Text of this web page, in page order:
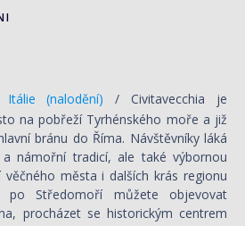
Itálie (nalodění)/ Civitavecchia je
na pobřeží Tyrhénského moře a již
bránu do Říma. Návštěvníky láká
námořní tradicí, ale také výbornou
města i dalších krás regionu
po Středomoří můžete objevovat
procházet se historickým centrem